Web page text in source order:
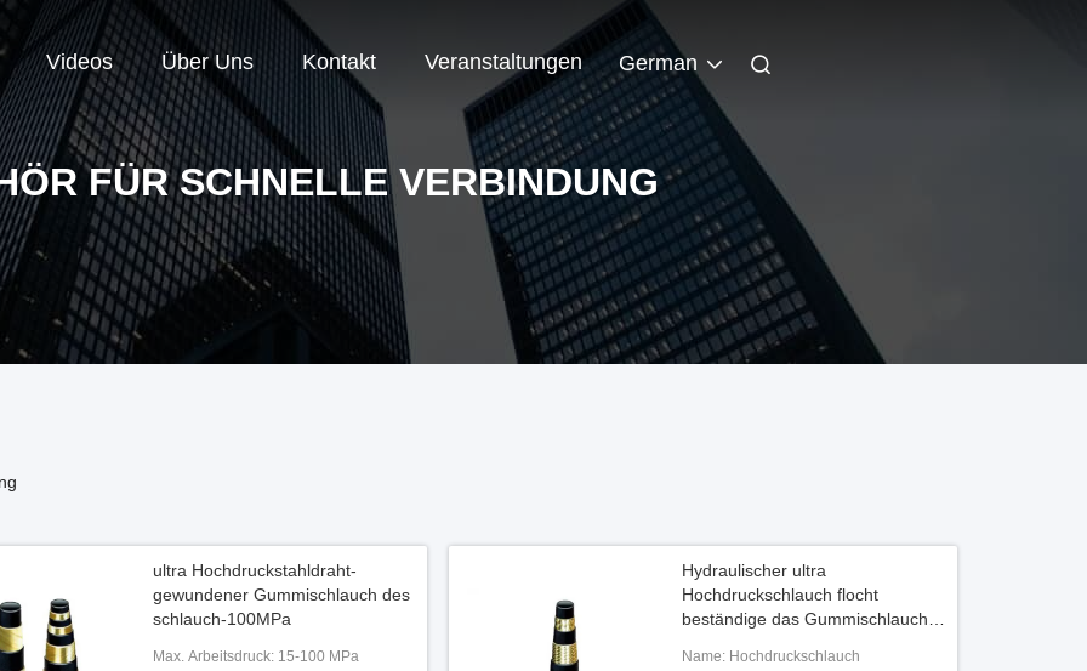
Videos Über Uns Kontakt Veranstaltungen German
FÜR SCHNELLE VERBINDUNG
ultra Hochdruckstahldraht-
gewundener Gummischlauch des
schlauch-100MPa
Max. Arbeitsdruck: 15-100 MPa
Hydraulischer ultra
Hochdruckschlauch flocht
beständige das Gummischlauch-
Name: Hochdruckschlauch